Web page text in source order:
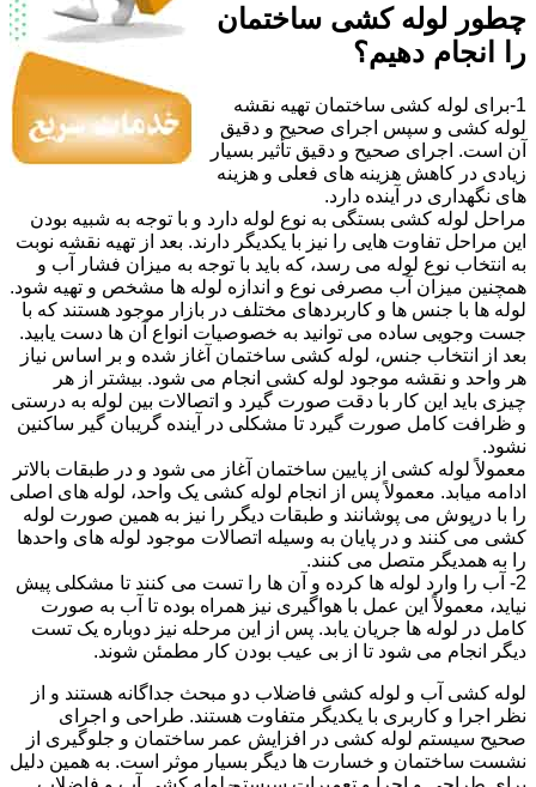
چطور لوله کشی ساختمان
را انجام دهیم؟
1-برای لوله کشی ساختمان تهیه نقشه
لوله کشی و سپس اجرای صحیح و دقیق
آن است. اجرای صحیح و دقیق تأثیر بسیار
زیادی در کاهش هزینه های فعلی و هزینه
های نگهداری در آینده دارد.
مراحل لوله کشی بستگی به نوع لوله دارد و با توجه به شبیه بودن
این مراحل تفاوت هایی را نیز با یکدیگر دارند. بعد از تهیه نقشه نوبت
به انتخاب نوع لوله می رسد، که باید با توجه به میزان فشار آب و
همچنین میزان آب مصرفی نوع و اندازه لوله ها مشخص و تهیه شود.
لوله ها با جنس ها و کاربردهای مختلف در بازار موجود هستند که با
جست وجویی ساده می توانید به خصوصیات انواع آن ها دست یابید.
بعد از انتخاب جنس، لوله کشی ساختمان آغاز شده و بر اساس نیاز
هر واحد و نقشه موجود لوله کشی انجام می شود. بیشتر از هر
چیزی باید این کار با دقت صورت گیرد و اتصالات بین لوله به درستی
و ظرافت کامل صورت گیرد تا مشکلی در آینده گریبان گیر ساکنین
نشود.
معمولاً لوله کشی از پایین ساختمان آغاز می شود و در طبقات بالاتر
ادامه میابد. معمولاً پس از انجام لوله کشی یک واحد، لوله های اصلی
را با درپوش می پوشانند و طبقات دیگر را نیز به همین صورت لوله
کشی می کنند و در پایان به وسیله اتصالات موجود لوله های واحدها
را به همدیگر متصل می کنند.
2- آب را وارد لوله ها کرده و آن ها را تست می کنند تا مشکلی پیش
نیاید، معمولاً این عمل با هواگیری نیز همراه بوده تا آب به صورت
کامل در لوله ها جریان یابد. پس از این مرحله نیز دوباره یک تست
دیگر انجام می شود تا از بی عیب بودن کار مطمئن شوند.
لوله کشی آب و لوله کشی فاضلاب دو مبحث جداگانه هستند و از
نظر اجرا و کاربری با یکدیگر متفاوت هستند. طراحی و اجرای
صحیح سیستم لوله کشی در افزایش عمر ساختمان و جلوگیری از
نشست ساختمان و خسارت ها دیگر بسیار موثر است. به همین دلیل